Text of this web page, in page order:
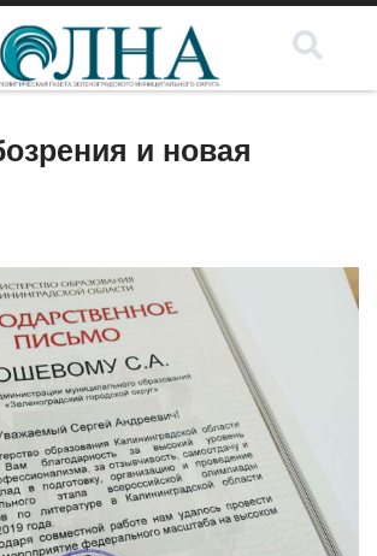
и новая